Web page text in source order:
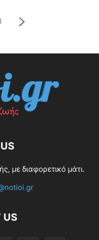
με διαφορετικό μάτι.
US